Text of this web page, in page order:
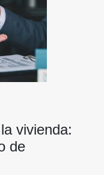
vivienda:
de